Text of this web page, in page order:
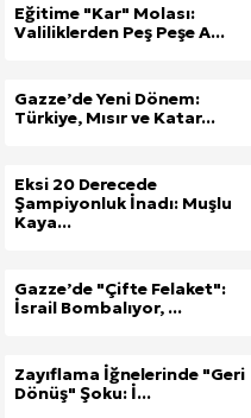
Eğitime "Kar" Molası:
Valiliklerden Peş Peşe A...
Gazze’de Yeni Dönem:
Türkiye, Mısır ve Katar...
Eksi 20 Derecede
Şampiyonluk İnadı: Muşlu
Kaya...
Gazze’de "Çifte Felaket":
İsrail Bombalıyor, ...
Zayıflama İğnelerinde "Geri
Dönüş" Şoku: İ...